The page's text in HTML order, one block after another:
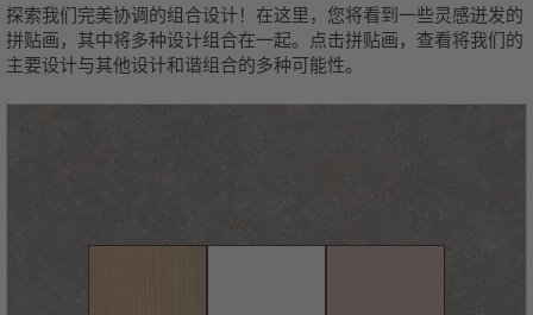
探索我们完美协调的组合设计！在这里，您将看到一些灵感迸发的
拼贴画，其中将多种设计组合在一起。点击拼贴画，查看将我们的
主要设计与其他设计和谐组合的多种可能性。